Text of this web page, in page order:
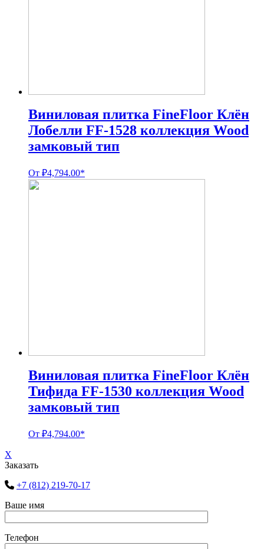
Виниловая плитка FineFloor Клён
Лобелли FF-1528 коллекция Wood
замковый тип
От ₽4,794.00*
Виниловая плитка FineFloor Клён
Тифида FF-1530 коллекция Wood
замковый тип
От ₽4,794.00*
X
Заказать
+7 (812) 219-70-17
Ваше имя
Телефон